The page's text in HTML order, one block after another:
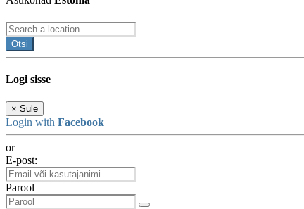
Otsi
Logi sisse
× Sule
Login with Facebook
or
E-post:
Parool